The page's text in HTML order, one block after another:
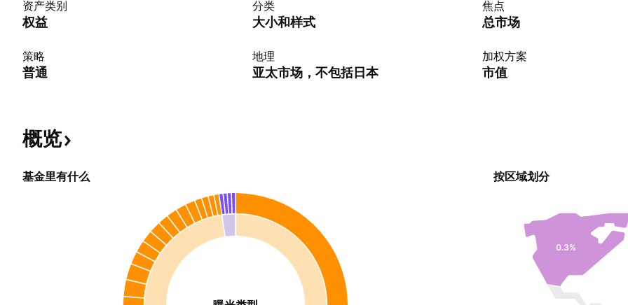
资产类别
权益
分类
大小和样式
焦点
总市场
策略
普通
地理
亚太市场，不包括日本
加权方案
市值
概览
基金里有什么 按区域划分
0.3%